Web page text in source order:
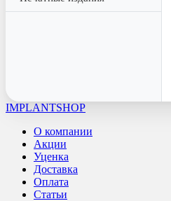
IMPLANTSHOP
О компании
Акции
Уценка
Доставка
Оплата
Статьи